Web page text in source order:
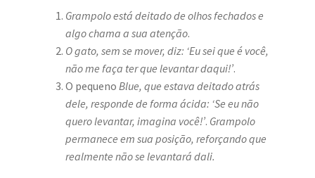
Grampolo está deitado de olhos fechados e
algo chama a sua atenção.
O gato, sem se mover, diz: ‘Eu sei que é você,
não me faça ter que levantar daqui!’.
O pequeno Blue, que estava deitado atrás
dele, responde de forma ácida: ‘Se eu não
quero levantar, imagina você!’. Grampolo
permanece em sua posição, reforçando que
realmente não se levantará dali.